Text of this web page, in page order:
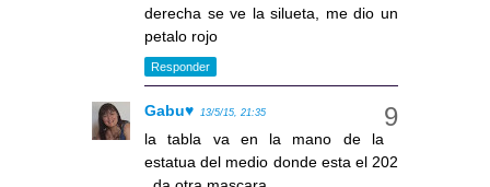
derecha se ve la silueta, me dio un
petalo rojo
Responder
Gabu♥ 13/5/15, 21:35
la tabla va en la mano de la
estatua del medio donde esta el 202